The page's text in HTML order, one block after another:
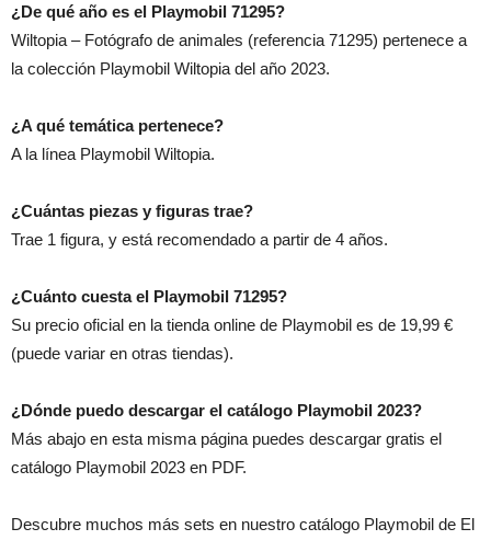
¿De qué año es el Playmobil 71295?
Wiltopia – Fotógrafo de animales (referencia 71295) pertenece a
la colección Playmobil Wiltopia del año 2023.
¿A qué temática pertenece?
A la línea Playmobil Wiltopia.
¿Cuántas piezas y figuras trae?
Trae 1 figura, y está recomendado a partir de 4 años.
¿Cuánto cuesta el Playmobil 71295?
Su precio oficial en la tienda online de Playmobil es de 19,99 €
(puede variar en otras tiendas).
¿Dónde puedo descargar el catálogo Playmobil 2023?
Más abajo en esta misma página puedes descargar gratis el
catálogo Playmobil 2023 en PDF.
Descubre muchos más sets en nuestro catálogo Playmobil de El